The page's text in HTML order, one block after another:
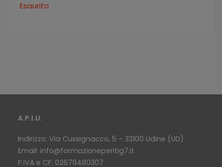
Esaurito
A.P.I.U.
Indirizzo: Via Cussignacco, 5 – 33100 Udine (UD)
Email: info@formazioneperitig7.it
P.IVA e CF: 02679480307